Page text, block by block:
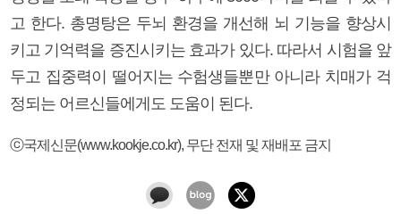
고 한다. 총명탕은 두뇌 환경을 개선해 뇌 기능을 향상시
키고 기억력을 증진시키는 효과가 있다. 따라서 시험을 앞
두고 집중력이 떨어지는 수험생들뿐만 아니라 치매가 걱
정되는 어르신들에게도 도움이 된다.
ⓒ국제신문(www.kookje.co.kr), 무단 전재 및 재배포 금지